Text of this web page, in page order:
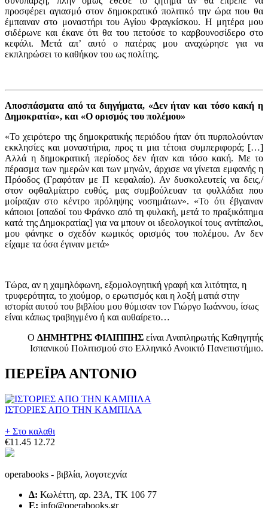
προσφέρει αγιασμό στον δημοκρατικό πολιτικό την ώρα που θα
έμπαιναν στο μοναστήρι του Αγίου Φραγκίσκου. Η μητέρα μου
σιδέρωνε και έκανε ότι θα του πετούσε το καρβουνοσίδερο στο
κεφάλι. Μετά απ’ αυτό ο πατέρας μου αναχώρησε για να
εκπληρώσει το καθήκον του ως πολίτης.
Αποσπάσματα από τα διηγήματα, «Δεν ήταν και τόσο κακή η
Δημοκρατία», και «Ο ορισμός του πολέμου»
«Το χειρότερο της δημοκρατικής περιόδου ήταν ότι πυρπολούνταν
εκκλησίες και μοναστήρια, προς τι μια τέτοια συμπεριφορά; […]
Αλλά η δημοκρατική περίοδος δεν ήταν και τόσο κακή. Με το
πέρασμα των ημερών και των μηνών, άρχισε να γίνεται εμφανής η
Πρόοδος (Γραφόταν με Π κεφαλαίο). Αν δυσκολευτείς να δεις,/
στον οφθαλμίατρο ευθύς, μας συμβούλευαν τα φυλλάδια που
μοίραζαν στο κέντρο πρόληψης νοσημάτων». «Το ότι έβγαιναν
κάποιοι [οπαδοί του Φράνκο από τη φυλακή, μετά το πραξικόπημα
κατά της Δημοκρατίας] για να μπουν οι ιδεολογικοί τους αντίπαλοι,
μου φάνηκε ο σχεδόν κωμικός ορισμός του πολέμου. Αν δεν
είχαμε τα όσα έγιναν μετά»
Τώρα, αν η χαμηλόφωνη, εξομολογητική γραφή και λιτότητα, η
τρυφερότητα, το χιούμορ, ο ερωτισμός και η λοξή ματιά στην
ιστορία αυτού του βιβλίου μου θύμισαν τον Γιώργο Ιωάννου, ίσως
είναι κάπως τραβηγμένο ή και αυθαίρετο…
Ο ΔΗΜΗΤΡΗΣ ΦΙΛΙΠΠΗΣ είναι Αναπληρωτής Καθηγητής
Ισπανικού Πολιτισμού στο Ελληνικό Ανοικτό Πανεπιστήμιο.
ΠΕΡΕΪΡΑ ΑΝΤΟΝΙΟ
ΙΣΤΟΡΙΕΣ ΑΠΟ ΤΗΝ ΚΑΜΠΙΛΑ
+ Στο καλαθι
€11.45 12.72
operabooks - βιβλία, λογοτεχνία
Δ: Κωλέττη, αρ. 23Α, ΤΚ 106 77
E: info@operabooks.gr